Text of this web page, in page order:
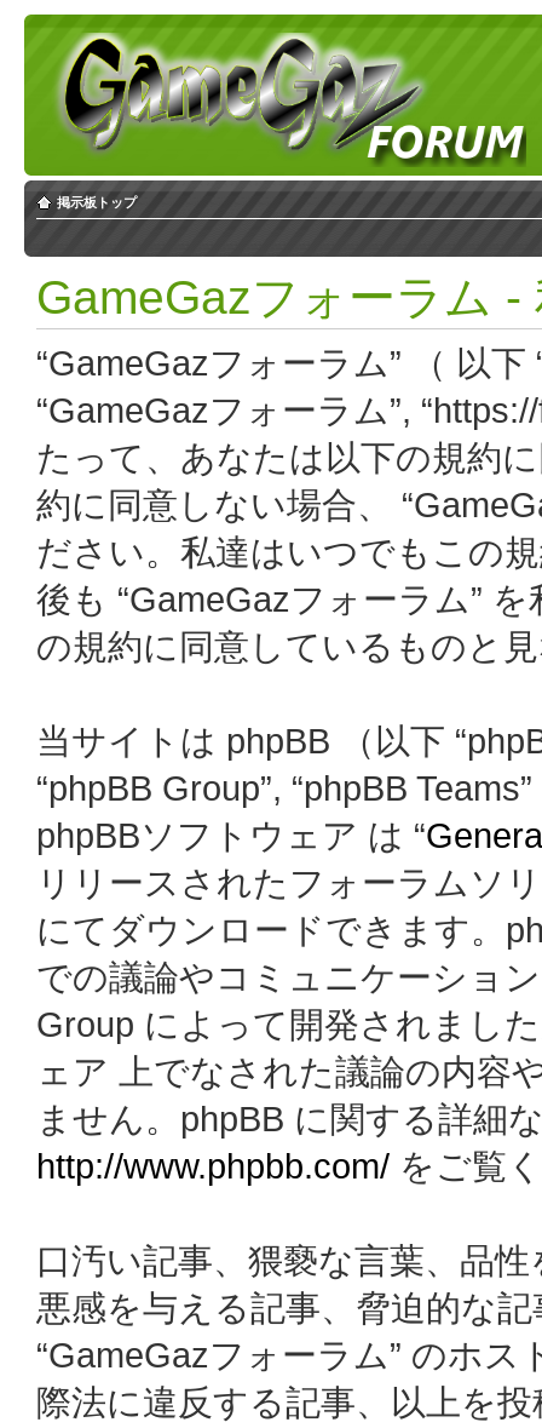
掲示板トップ
GameGazフォーラム -
“GameGazフォーラム” （ 以下
“GameGazフォーラム”,
たって、あなたは以下の規約
約に同意しない場合、
ださい。私達はいつでもこの
後も “GameGazフォーラム”
の規約に同意しているものと
当サイトは phpBB （以下
“phpBB Group”, “phpBB
phpBBソフトウェア は “
リリースされたフォーラムソ
にてダウンロードできます。
での議論やコミュニケーショ
Group によって開発されまし
ェア 上でなされた議論の内容
ません。phpBB に関する詳細
http://www.phpbb.com/ をご覧
口汚い記事、猥褻な言葉、品
悪感を与える記事、脅迫的な
“GameGazフォーラム” のホ
際法に違反する記事、以上を